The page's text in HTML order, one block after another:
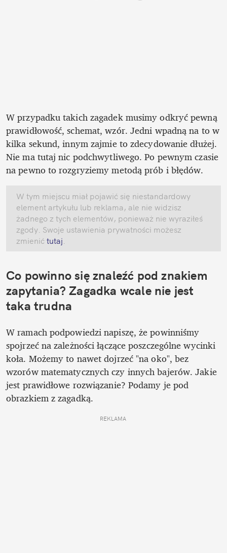
W przypadku takich zagadek musimy odkryć pewną
prawidłowość, schemat, wzór. Jedni wpadną na to w
kilka sekund, innym zajmie to zdecydowanie dłużej.
Nie ma tutaj nic podchwytliwego. Po pewnym czasie
na pewno to rozgryziemy metodą prób i błędów.
W tym miejscu miał pojawić się niestandardowy
element artykułu lub reklama, ale nie widzisz
żadnego z tych elementów, ponieważ nie wyraziłeś
zgody. Swoje ustawienia prywatności możesz
zmienić tutaj.
Co powinno się znaleźć pod znakiem
zapytania? Zagadka wcale nie jest
taka trudna
W ramach podpowiedzi napiszę, że powinniśmy
spojrzeć na zależności łączące poszczególne wycinki
koła. Możemy to nawet dojrzeć "na oko", bez
wzorów matematycznych czy innych bajerów. Jakie
jest prawidłowe rozwiązanie? Podamy je pod
obrazkiem z zagadką.
REKLAMA